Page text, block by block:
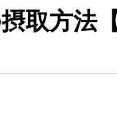
取方法【